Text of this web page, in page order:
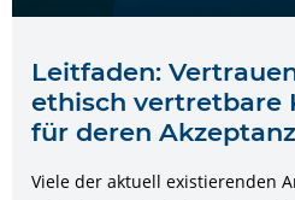
Leitfaden:
ethisch vertretbare
für deren Akzeptanz
Viele der aktuell existierenden